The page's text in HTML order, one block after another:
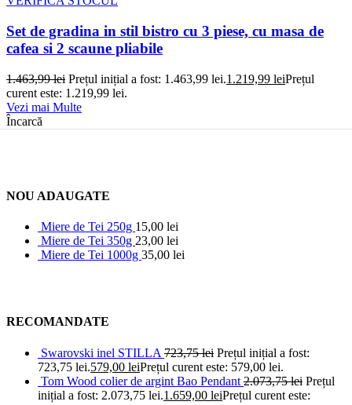
Set de gradina in stil bistro cu 3 piese, cu masa de
cafea si 2 scaune pliabile
1.463,99lei Prețul inițial a fost: 1.463,99 lei.1.219,99 leiPrețul
curent este: 1.219,99 lei.
Vezi mai Multe
Încarcă
NOU ADAUGATE
Miere de Tei 250g 15,00 lei
Miere de Tei 350g 23,00 lei
Miere de Tei 1000g 35,00 lei
RECOMANDATE
Swarovski inel STILLA 723,75lei Prețul inițial a fost:
723,75 lei.579,00 leiPrețul curent este: 579,00 lei.
Tom Wood colier de argint Bao Pendant 2.073,75lei Prețul
inițial a fost: 2.073,75 lei.1.659,00 leiPrețul curent este: